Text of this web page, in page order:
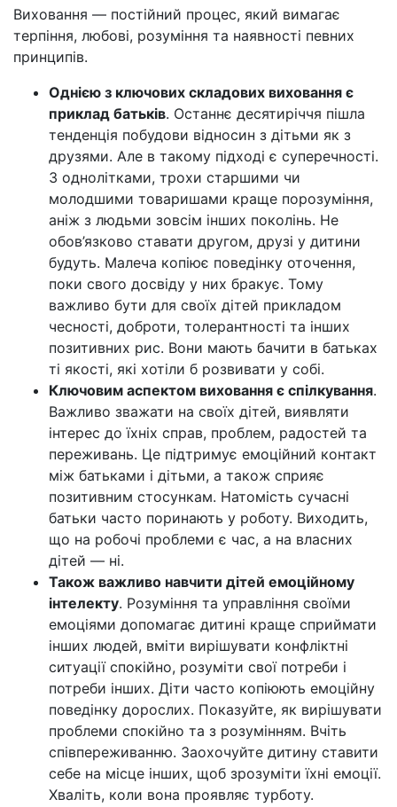
Виховання — постійний процес, який вимагає
терпіння, любові, розуміння та наявності певних
принципів.
Однією з ключових складових виховання є
приклад батьків. Останнє десятиріччя пішла
тенденція побудови відносин з дітьми як з
друзями. Але в такому підході є суперечності.
З однолітками, трохи старшими чи
молодшими товаришами краще порозуміння,
аніж з людьми зовсім інших поколінь. Не
обов’язково ставати другом, друзі у дитини
будуть. Малеча копіює поведінку оточення,
поки свого досвіду у них бракує. Тому
важливо бути для своїх дітей прикладом
чесності, доброти, толерантності та інших
позитивних рис. Вони мають бачити в батьках
ті якості, які хотіли б розвивати у собі.
Ключовим аспектом виховання є спілкування.
Важливо зважати на своїх дітей, виявляти
інтерес до їхніх справ, проблем, радостей та
переживань. Це підтримує емоційний контакт
між батьками і дітьми, а також сприяє
позитивним стосункам. Натомість сучасні
батьки часто поринають у роботу. Виходить,
що на робочі проблеми є час, а на власних
дітей — ні.
Також важливо навчити дітей емоційному
інтелекту. Розуміння та управління своїми
емоціями допомагає дитині краще сприймати
інших людей, вміти вирішувати конфліктні
ситуації спокійно, розуміти свої потреби і
потреби інших. Діти часто копіюють емоційну
поведінку дорослих. Показуйте, як вирішувати
проблеми спокійно та з розумінням. Вчіть
співпереживанню. Заохочуйте дитину ставити
себе на місце інших, щоб зрозуміти їхні емоції.
Хваліть, коли вона проявляє турботу.